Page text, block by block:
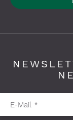
Pflichtfelder bitte
E-Mail *